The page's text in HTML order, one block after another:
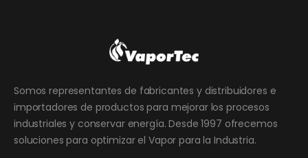
Somos representantes de fabricantes y distribuidores e
importadores de productos para mejorar los procesos
industriales y conservar energía. Desde 1997 ofrecemos
soluciones para optimizar el Vapor para la Industria.